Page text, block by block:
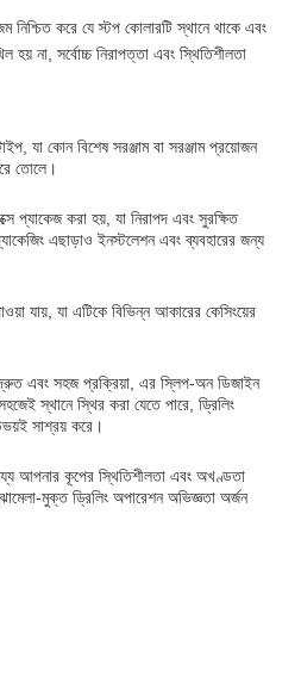
নিশ্চিত করে যে স্টপ কোলারটি স্থানে থাকে এবং
হয় না, সর্বোচ্চ নিরাপত্তা এবং স্থিতিশীলতা
যা কোন বিশেষ সরঞ্জাম বা সরঞ্জাম প্রয়োজন
তোলে।
প্যাকেজ করা হয়, যা নিরাপদ এবং সুরক্ষিত
এছাড়াও ইনস্টলেশন এবং ব্যবহারের জন্য
যায়, যা এটিকে বিভিন্ন আকারের কেসিংয়ের
এবং সহজ প্রক্রিয়া, এর স্লিপ-অন ডিজাইন
স্থানে স্থির করা যেতে পারে, ড্রিলিং
সাশ্রয় করে।
আপনার কূপের স্থিতিশীলতা এবং অখণ্ডতা
মুক্ত ড্রিলিং অপারেশন অভিজ্ঞতা অর্জন